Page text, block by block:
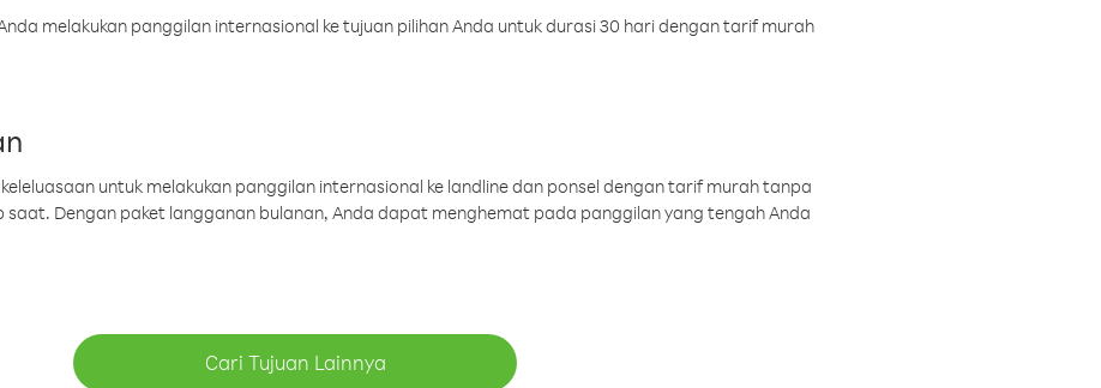
melakukan panggilan internasional ke tujuan pilihan Anda untuk durasi 30 hari dengan tarif murah
untuk melakukan panggilan internasional ke landline dan ponsel dengan tarif murah tanpa
Dengan paket langganan bulanan, Anda dapat menghemat pada panggilan yang tengah Anda
Cari Tujuan Lainnya